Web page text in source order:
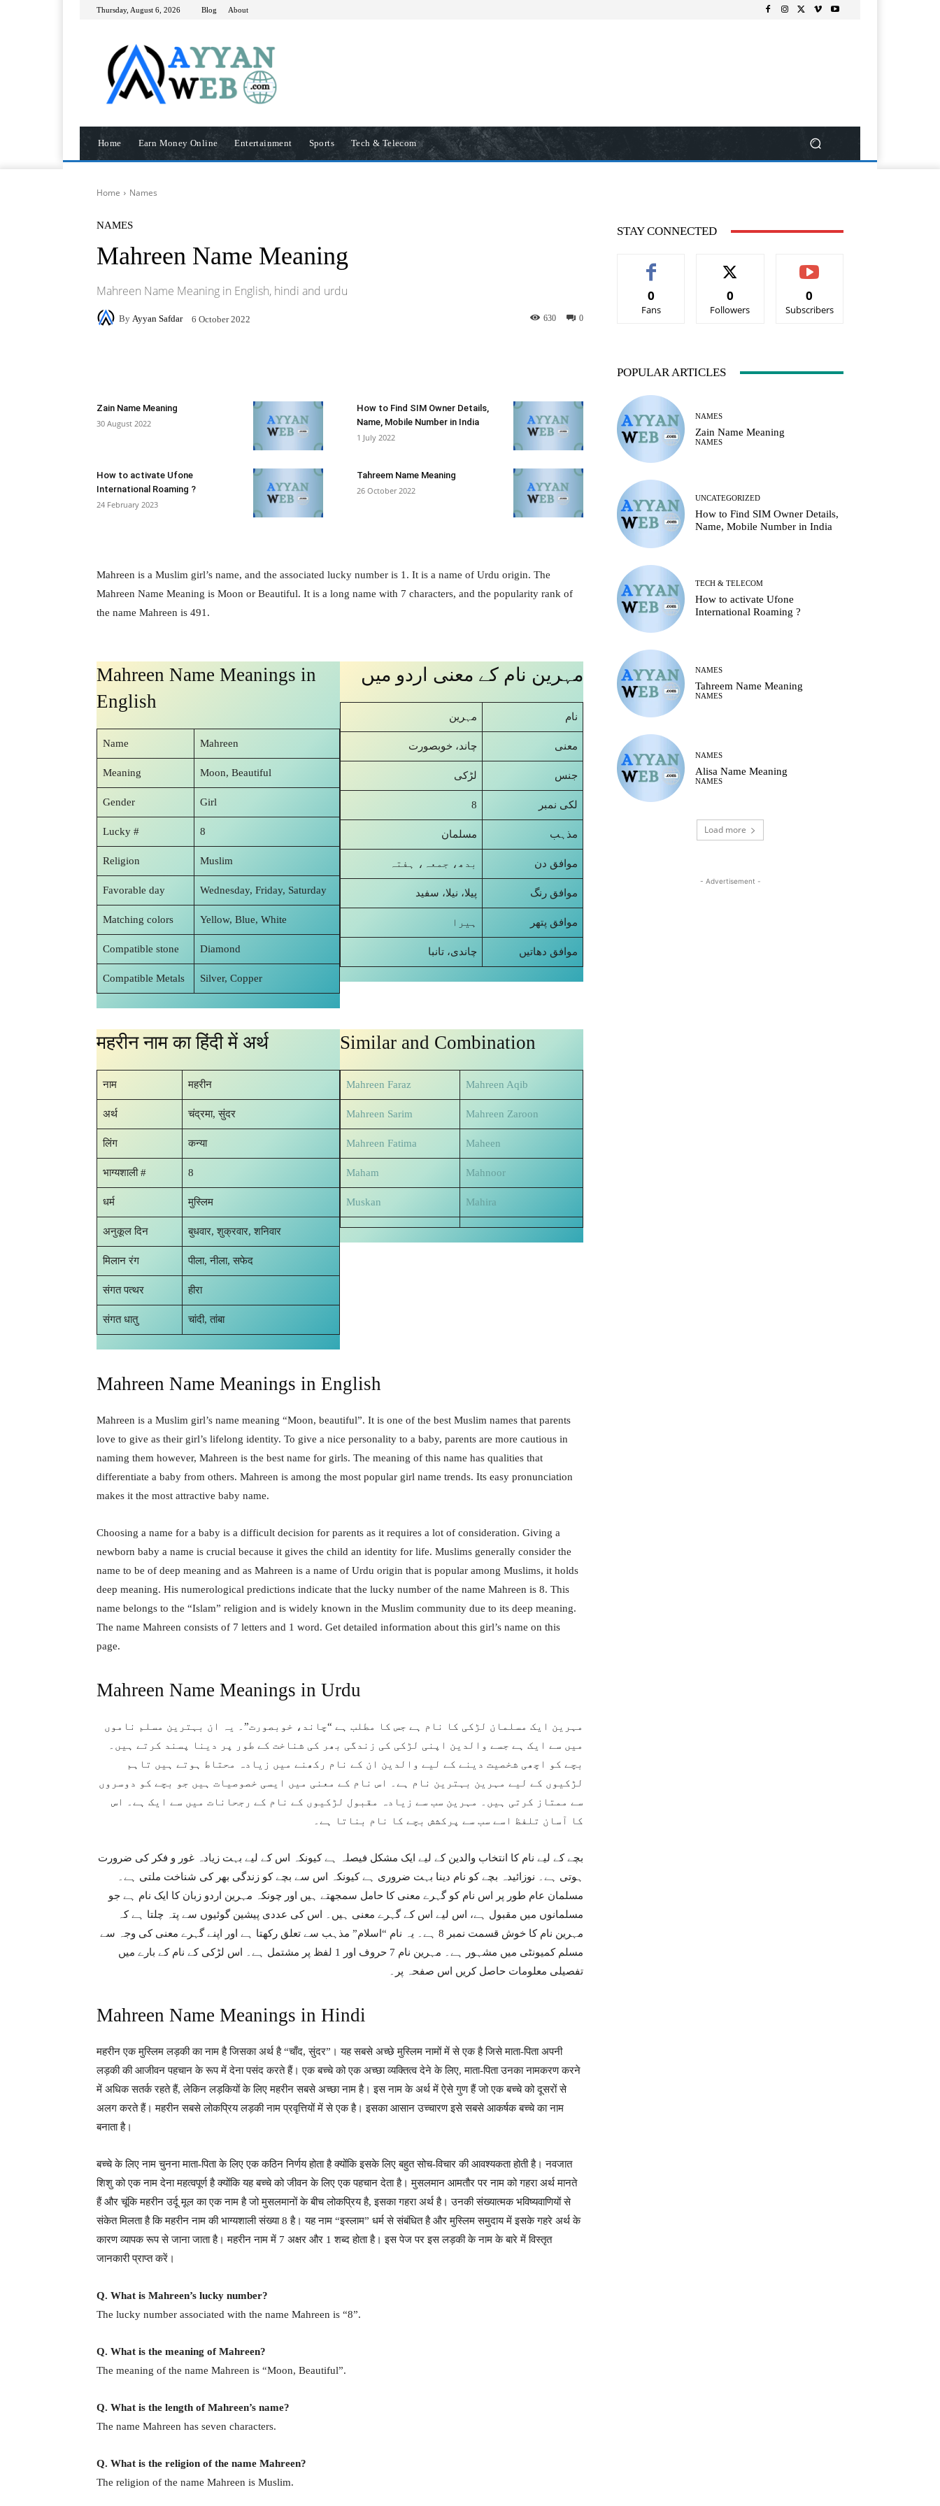
Thursday, August 6, 2026 Blog About
Home Earn Money Online Entertainment Sports Tech & Telecom
Home Names
NAMES
Mahreen Name Meaning
Mahreen Name Meaning in English, hindi and urdu
By Ayyan Safdar 6 October 2022 0
630
Zain Name Meaning
30 August 2022
How to Find SIM Owner Details,
Name, Mobile Number in India
1 July 2022
How to activate Ufone
International Roaming ?
24 February 2023
Tahreem Name Meaning
26 October 2022
Mahreen is a Muslim girl’s name, and the associated lucky number is 1. It is a name of Urdu origin. The
Mahreen Name Meaning is Moon or Beautiful. It is a long name with 7 characters, and the popularity rank of
the name Mahreen is 491.
Mahreen Name Meanings in
English
Name Mahreen
Meaning Moon, Beautiful
Gender Girl
Lucky # 8
Religion Muslim
Favorable day Wednesday, Friday, Saturday
Matching colors Yellow, Blue, White
Compatible stone Diamond
Compatible Metals Silver, Copper
مہرین نام کے معنی اردو میں
مہرین نام
چاند، خوبصورت معنی
لڑکی جنس
8 لکی نمبر
مسلمان مذہب
بدھ، جمعہ، ہفتہ موافق دن
پیلا، نیلا، سفید موافق رنگ
ہیرا موافق پتھر
چاندی، تانبا موافق دھاتیں
महरीन नाम का हिंदी में अर्थ
नाम महरीन
अर्थ चंद्रमा, सुंदर
लिंग कन्या
भाग्यशाली # 8
धर्म मुस्लिम
अनुकूल दिन बुधवार, शुक्रवार, शनिवार
मिलान रंग पीला, नीला, सफेद
संगत पत्थर हीरा
संगत धातु चांदी, तांबा
Similar and Combination
Mahreen Faraz Mahreen Aqib
Mahreen Sarim Mahreen Zaroon
Mahreen Fatima Maheen
Maham Mahnoor
Muskan Mahira
Mahreen Name Meanings in English
Mahreen is a Muslim girl’s name meaning “Moon, beautiful”. It is one of the best Muslim names that parents
love to give as their girl’s lifelong identity. To give a nice personality to a baby, parents are more cautious in
naming them however, Mahreen is the best name for girls. The meaning of this name has qualities that
differentiate a baby from others. Mahreen is among the most popular girl name trends. Its easy pronunciation
makes it the most attractive baby name.
Choosing a name for a baby is a difficult decision for parents as it requires a lot of consideration. Giving a
newborn baby a name is crucial because it gives the child an identity for life. Muslims generally consider the
name to be of deep meaning and as Mahreen is a name of Urdu origin that is popular among Muslims, it holds
deep meaning. His numerological predictions indicate that the lucky number of the name Mahreen is 8. This
name belongs to the “Islam” religion and is widely known in the Muslim community due to its deep meaning.
The name Mahreen consists of 7 letters and 1 word. Get detailed information about this girl’s name on this
page.
Mahreen Name Meanings in Urdu
مہرین ایک مسلمان لڑکی کا نام ہے جس کا مطلب ہے “چاند، خوبصورت”۔ یہ ان بہترین مسلم ناموں
میں سے ایک ہے جسے والدین اپنی لڑکی کی زندگی بھر کی شناخت کے طور پر دینا پسند کرتے ہیں۔
بچے کو اچھی شخصیت دینے کے لیے والدین ان کے نام رکھنے میں زیادہ محتاط ہوتے ہیں تاہم
لڑکیوں کے لیے مہرین بہترین نام ہے۔ اس نام کے معنی میں ایسی خصوصیات ہیں جو بچے کو دوسروں
سے ممتاز کرتی ہیں۔ مہرین سب سے زیادہ مقبول لڑکیوں کے نام کے رجحانات میں سے ایک ہے۔ اس
کا آسان تلفظ اسے سب سے پرکشش بچے کا نام بناتا ہے۔
بچے کے لیے نام کا انتخاب والدین کے لیے ایک مشکل فیصلہ ہے کیونکہ اس کے لیے بہت زیادہ غور و فکر کی ضرورت
ہوتی ہے۔ نوزائیدہ بچے کو نام دینا بہت ضروری ہے کیونکہ اس سے بچے کو زندگی بھر کی شناخت ملتی ہے۔
مسلمان عام طور پر اس نام کو گہرے معنی کا حامل سمجھتے ہیں اور چونکہ مہرین اردو زبان کا ایک نام ہے جو
مسلمانوں میں مقبول ہے، اس لیے اس کے گہرے معنی ہیں۔ اس کی عددی پیشین گوئیوں سے پتہ چلتا ہے کہ
مہرین نام کا خوش قسمت نمبر 8 ہے۔ یہ نام “اسلام” مذہب سے تعلق رکھتا ہے اور اپنے گہرے معنی کی وجہ سے
مسلم کمیونٹی میں مشہور ہے۔ مہرین نام 7 حروف اور 1 لفظ پر مشتمل ہے۔ اس لڑکی کے نام کے بارے میں
تفصیلی معلومات حاصل کریں اس صفحہ پر۔
Mahreen Name Meanings in Hindi
महरीन एक मुस्लिम लड़की का नाम है जिसका अर्थ है “चाँद, सुंदर”। यह सबसे अच्छे मुस्लिम नामों में से एक है जिसे माता-पिता अपनी
लड़की की आजीवन पहचान के रूप में देना पसंद करते हैं। एक बच्चे को एक अच्छा व्यक्तित्व देने के लिए, माता-पिता उनका नामकरण करने
में अधिक सतर्क रहते हैं, लेकिन लड़कियों के लिए महरीन सबसे अच्छा नाम है। इस नाम के अर्थ में ऐसे गुण हैं जो एक बच्चे को दूसरों से
अलग करते हैं। महरीन सबसे लोकप्रिय लड़की नाम प्रवृत्तियों में से एक है। इसका आसान उच्चारण इसे सबसे आकर्षक बच्चे का नाम
बनाता है।
बच्चे के लिए नाम चुनना माता-पिता के लिए एक कठिन निर्णय होता है क्योंकि इसके लिए बहुत सोच-विचार की आवश्यकता होती है। नवजात
शिशु को एक नाम देना महत्वपूर्ण है क्योंकि यह बच्चे को जीवन के लिए एक पहचान देता है। मुसलमान आमतौर पर नाम को गहरा अर्थ मानते
हैं और चूंकि महरीन उर्दू मूल का एक नाम है जो मुसलमानों के बीच लोकप्रिय है, इसका गहरा अर्थ है। उनकी संख्यात्मक भविष्यवाणियों से
संकेत मिलता है कि महरीन नाम की भाग्यशाली संख्या 8 है। यह नाम “इस्लाम” धर्म से संबंधित है और मुस्लिम समुदाय में इसके गहरे अर्थ के
कारण व्यापक रूप से जाना जाता है। महरीन नाम में 7 अक्षर और 1 शब्द होता है। इस पेज पर इस लड़की के नाम के बारे में विस्तृत
जानकारी प्राप्त करें।
Q. What is Mahreen’s lucky number?
The lucky number associated with the name Mahreen is “8”.
Q. What is the meaning of Mahreen?
The meaning of the name Mahreen is “Moon, Beautiful”.
Q. What is the length of Mahreen’s name?
The name Mahreen has seven characters.
Q. What is the religion of the name Mahreen?
The religion of the name Mahreen is Muslim.
STAY CONNECTED
0
Fans
0
Followers
0
Subscribers
POPULAR ARTICLES
NAMES
Zain Name Meaning
NAMES
UNCATEGORIZED
How to Find SIM Owner Details,
Name, Mobile Number in India
TECH & TELECOM
How to activate Ufone
International Roaming ?
NAMES
Tahreem Name Meaning
NAMES
NAMES
Alisa Name Meaning
NAMES
Load more
- Advertisement -